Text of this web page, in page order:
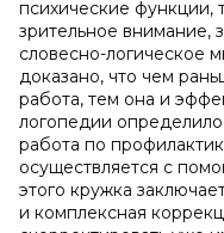
психические функции,
зрительное внимание,
словесно-логическое
доказано, что чем
работа, тем она и
логопедии
работа по
осуществляется с
этого кружка
и комплексная